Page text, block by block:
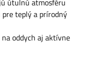
útulnú atmosféru
teplý a prírodný
oddych aj aktívne